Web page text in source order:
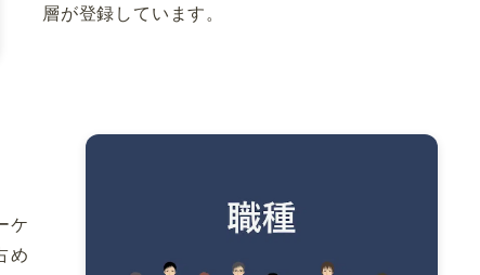
層が登録しています。
ケ
め